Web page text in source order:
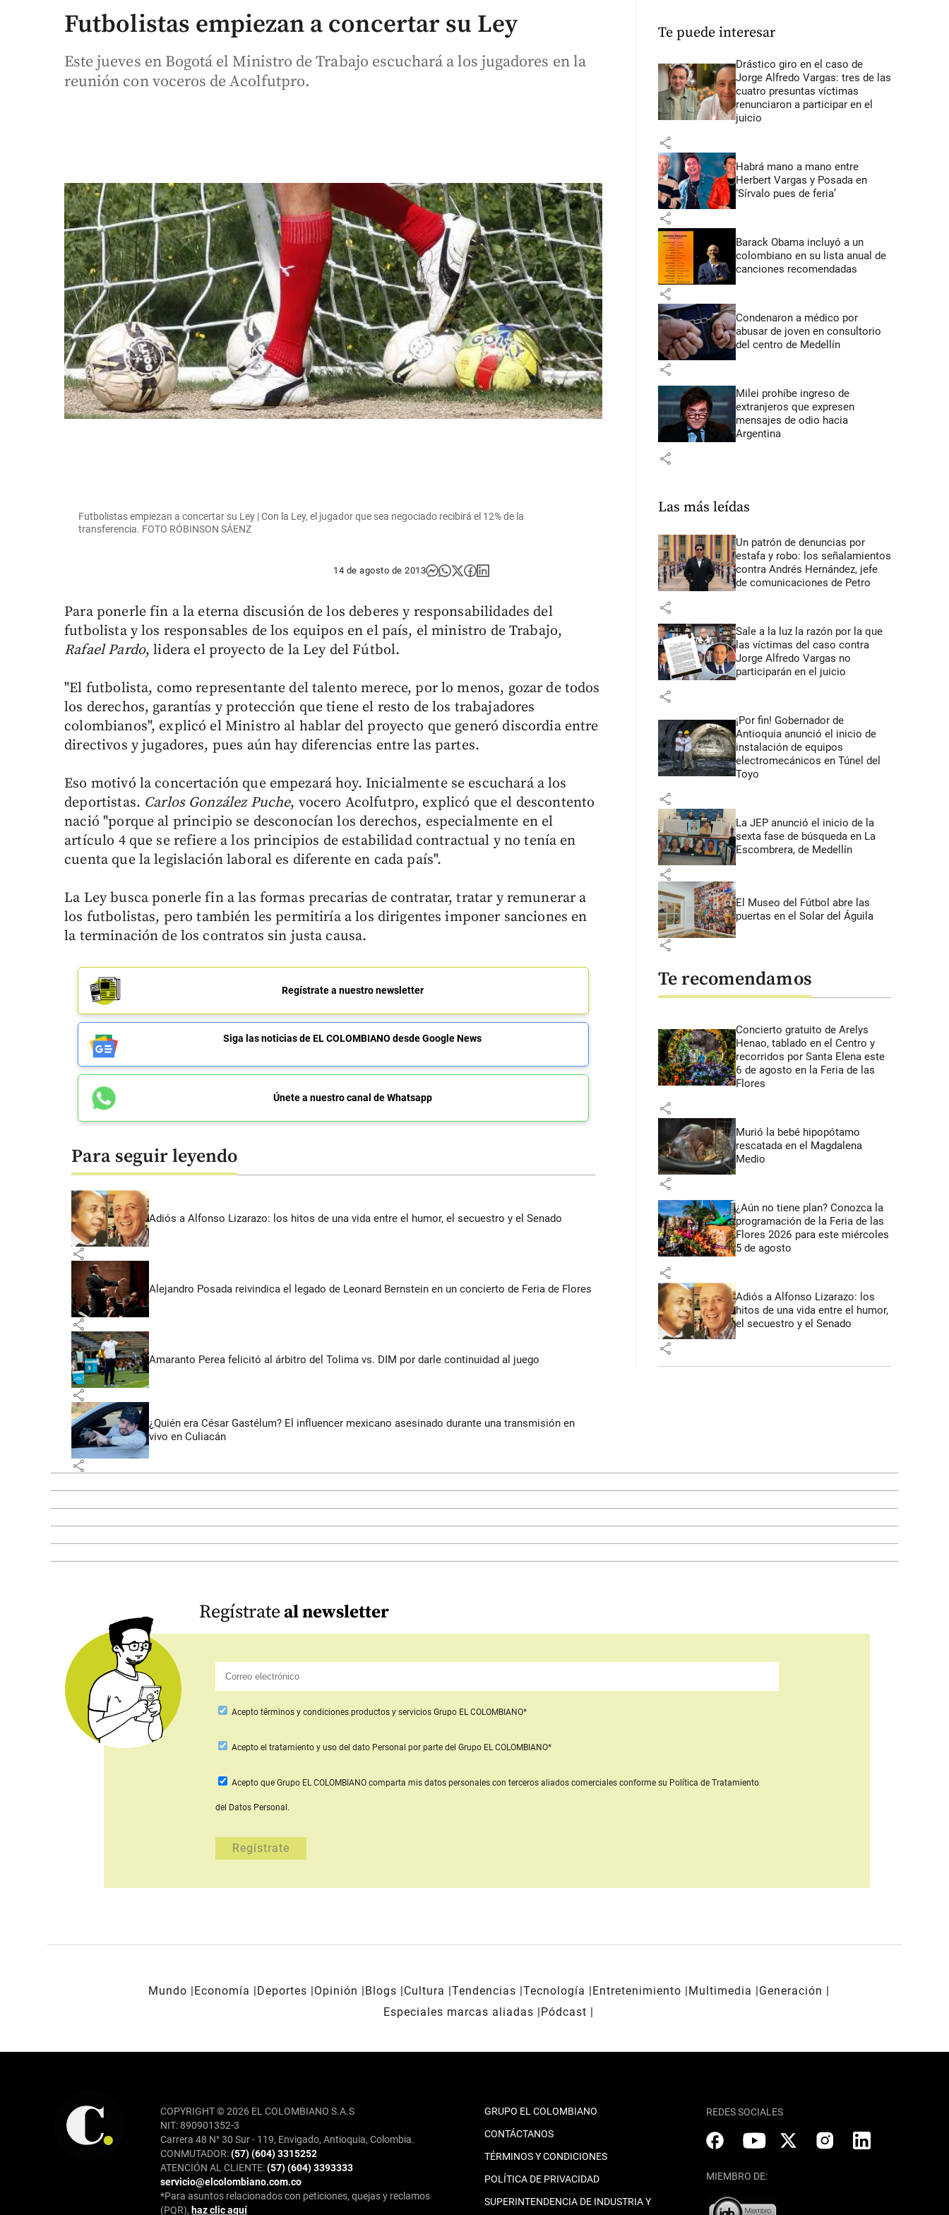
Futbolistas empiezan a concertar su Ley
Este jueves en Bogotá el Ministro de Trabajo escuchará a los jugadores en la
reunión con voceros de Acolfutpro.
Futbolistas empiezan a concertar su Ley | Con la Ley, el jugador que sea negociado recibirá el 12% de la
transferencia. FOTO RÓBINSON SÁENZ
14 de agosto de 2013
Para ponerle fin a la eterna discusión de los deberes y responsabilidades del
futbolista y los responsables de los equipos en el país, el ministro de Trabajo,
Rafael Pardo, lidera el proyecto de la Ley del Fútbol.
"El futbolista, como representante del talento merece, por lo menos, gozar de todos
los derechos, garantías y protección que tiene el resto de los trabajadores
colombianos", explicó el Ministro al hablar del proyecto que generó discordia entre
directivos y jugadores, pues aún hay diferencias entre las partes.
Eso motivó la concertación que empezará hoy. Inicialmente se escuchará a los
deportistas. Carlos González Puche, vocero Acolfutpro, explicó que el descontento
nació "porque al principio se desconocían los derechos, especialmente en el
artículo 4 que se refiere a los principios de estabilidad contractual y no tenía en
cuenta que la legislación laboral es diferente en cada país".
La Ley busca ponerle fin a las formas precarias de contratar, tratar y remunerar a
los futbolistas, pero también les permitiría a los dirigentes imponer sanciones en
la terminación de los contratos sin justa causa.
Regístrate a nuestro newsletter
Siga las noticias de EL COLOMBIANO desde Google News
Únete a nuestro canal de Whatsapp
Para seguir leyendo
Adiós a Alfonso Lizarazo: los hitos de una vida entre el humor, el secuestro y el Senado
share
Alejandro Posada reivindica el legado de Leonard Bernstein en un concierto de Feria de Flores
share
Amaranto Perea felicitó al árbitro del Tolima vs. DIM por darle continuidad al juego
share
¿Quién era César Gastélum? El influencer mexicano asesinado durante una transmisión en
vivo en Culiacán
share
Te puede interesar
Drástico giro en el caso de
Jorge Alfredo Vargas: tres de las
cuatro presuntas víctimas
renunciaron a participar en el
juicio
share
Habrá mano a mano entre
Herbert Vargas y Posada en
‘Sírvalo pues de feria’
share
Barack Obama incluyó a un
colombiano en su lista anual de
canciones recomendadas
share
Condenaron a médico por
abusar de joven en consultorio
del centro de Medellín
share
Milei prohíbe ingreso de
extranjeros que expresen
mensajes de odio hacia
Argentina
share
Las más leídas
Un patrón de denuncias por
estafa y robo: los señalamientos
contra Andrés Hernández, jefe
de comunicaciones de Petro
share
Sale a la luz la razón por la que
las víctimas del caso contra
Jorge Alfredo Vargas no
participarán en el juicio
share
¡Por fin! Gobernador de
Antioquia anunció el inicio de
instalación de equipos
electromecánicos en Túnel del
Toyo
share
La JEP anunció el inicio de la
sexta fase de búsqueda en La
Escombrera, de Medellín
share
El Museo del Fútbol abre las
puertas en el Solar del Águila
share
Te recomendamos
Concierto gratuito de Arelys
Henao, tablado en el Centro y
recorridos por Santa Elena este
6 de agosto en la Feria de las
Flores
share
Murió la bebé hipopótamo
rescatada en el Magdalena
Medio
share
¿Aún no tiene plan? Conozca la
programación de la Feria de las
Flores 2026 para este miércoles
5 de agosto
share
Adiós a Alfonso Lizarazo: los
hitos de una vida entre el humor,
el secuestro y el Senado
share
Regístrateal newsletter
Acepto términos y condiciones productos y servicios Grupo EL COLOMBIANO*
Aceptoel tratamiento y uso del dato Personal por parte del Grupo EL COLOMBIANO*
Acepto que Grupo EL COLOMBIANO comparta mis datos personales con terceros aliados comercialesconforme su Política de Tratamiento
del Datos Personal.
Mundo Economía Deportes Opinión Blogs Cultura Tendencias Tecnología Entretenimiento Multimedia
Generación
Especiales marcas aliadas
Pódcast
COPYRIGHT © 2026 EL COLOMBIANO S.A.S
NIT: 890901352-3
Carrera 48 N° 30 Sur - 119, Envigado, Antioquia, Colombia.
CONMUTADOR:(57) (604) 3315252
ATENCIÓN AL CLIENTE:(57) (604) 3393333
servicio@elcolombiano.com.co
*Para asuntos relacionados con peticiones, quejas y reclamos
(PQR), haz clic aquí
GRUPO EL COLOMBIANO
CONTÁCTANOS
TÉRMINOS Y CONDICIONES
POLÍTICA DE PRIVACIDAD
SUPERINTENDENCIA DE INDUSTRIA Y
REDES SOCIALES
MIEMBRO DE: